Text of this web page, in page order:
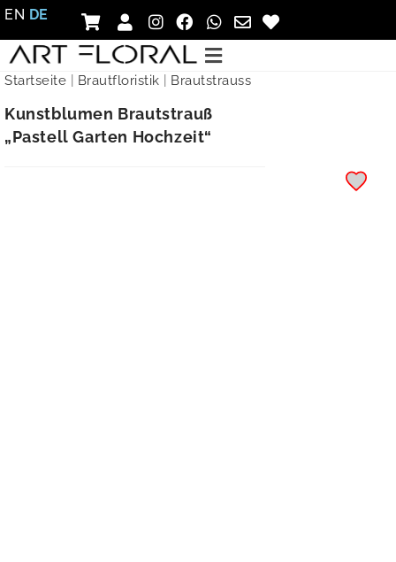
EN DE
Startseite Brautfloristik Brautstrauss
Kunstblumen Brautstrauß
„Pastell Garten Hochzeit“